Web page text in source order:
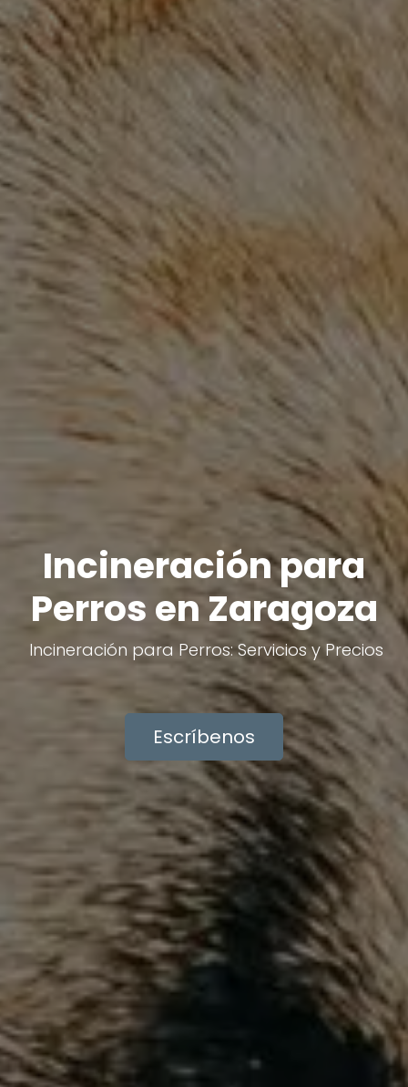
Incineración para
Perros en Zaragoza
Incineración para Perros: Servicios y Precios
Escríbenos